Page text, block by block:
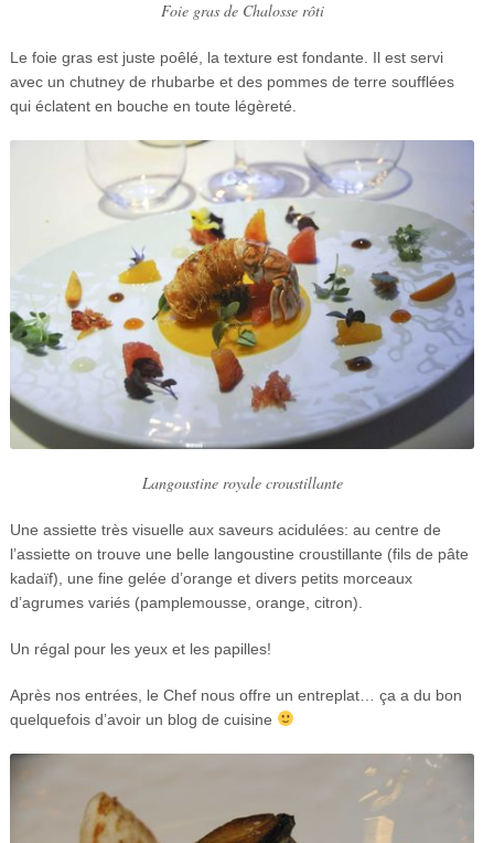
Foie gras de Chalosse rôti
Le foie gras est juste poêlé, la texture est fondante. Il est servi
avec un chutney de rhubarbe et des pommes de terre soufflées
qui éclatent en bouche en toute légèreté.
Langoustine royale croustillante
Une assiette très visuelle aux saveurs acidulées: au centre de
l’assiette on trouve une belle langoustine croustillante (fils de pâte
kadaïf), une fine gelée d’orange et divers petits morceaux
d’agrumes variés (pamplemousse, orange, citron).
Un régal pour les yeux et les papilles!
Après nos entrées, le Chef nous offre un entreplat… ça a du bon
quelquefois d’avoir un blog de cuisine